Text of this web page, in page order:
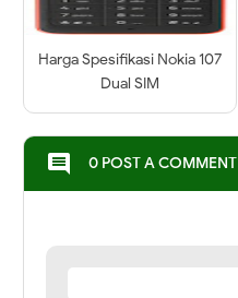
Harga Spesifikasi Nokia 107
Dual SIM
comment 0 POST A COMMENT